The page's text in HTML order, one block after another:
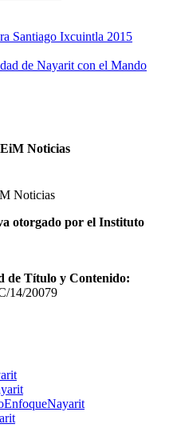
Santiago Ixcuintla 2015
de Nayarit con el Mando
Noticias
Noticias
otorgado por el Instituto
de Título y Contenido:
14/20079